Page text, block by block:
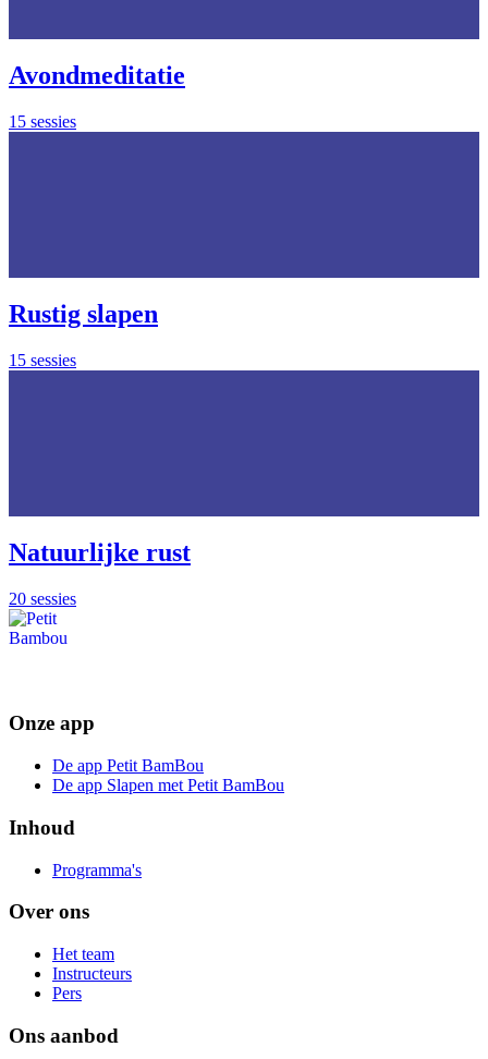
Avondmeditatie
15 sessies
Rustig slapen
15 sessies
Natuurlijke rust
20 sessies
Onze app
De app Petit BamBou
De app Slapen met Petit BamBou
Inhoud
Programma's
Over ons
Het team
Instructeurs
Pers
Ons aanbod